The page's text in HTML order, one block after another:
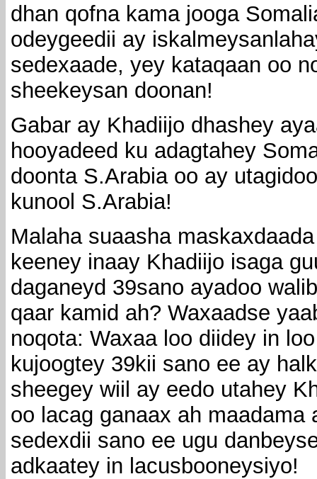
dhan qofna kama jooga
odeygeedii ay
sedexaade, yey kataqaan oo
sheekeysan doonan!
Gabar ay Khadiijo dhashey
hooyadeed ku adagtahey
doonta S.Arabia oo ay
kunool S.Arabia!
Malaha suaasha
keeney inaay Khadiijo isaga
daganeyd 39sano ayadoo
qaar kamid ah? Waxaadse
noqota: Waxaa loo diidey in
kujoogtey 39kii sano ee ay
sheegey wiil ay eedo utahey
oo lacag ganaax ah maadama
sedexdii sano ee ugu
adkaatey in lacusbooneysiyo!